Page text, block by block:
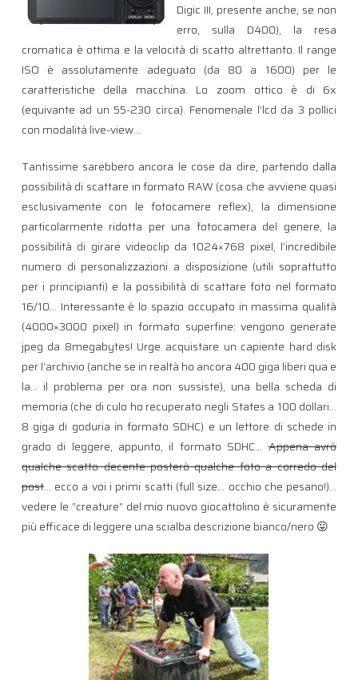
Digic III, presente anche, se non
erro, sulla D400), la resa
cromatica è ottima e la velocità di scatto altrettanto. Il range
ISO è assolutamente adeguato (da 80 a 1600) per le
caratteristiche della macchina. Lo zoom ottico è di 6x
(equivante ad un 55-230 circa). Fenomenale l’lcd da 3 pollici
con modalità live-view…
Tantissime sarebbero ancora le cose da dire, partendo dalla
possibilità di scattare in formato RAW (cosa che avviene quasi
esclusivamente con le fotocamere reflex), la dimensione
particolarmente ridotta per una fotocamera del genere, la
possibilità di girare videoclip da 1024×768 pixel, l’incredibile
numero di personalizzazioni a disposizione (utili soprattutto
per i principianti) e la possibilità di scattare foto nel formato
16/10… Interessante è lo spazio occupato in massima qualità
(4000×3000 pixel) in formato superfine: vengono generate
jpeg da 8megabytes! Urge acquistare un capiente hard disk
per l’archivio (anche se in realtà ho ancora 400 giga liberi qua e
la… il problema per ora non sussiste), una bella scheda di
memoria (che di culo ho recuperato negli States a 100 dollari…
8 giga di goduria in formato SDHC) e un lettore di schede in
grado di leggere, appunto, il formato SDHC…Appena avrò
qualche scatto decente posterò qualche foto a corredo del
post… ecco a voi i primi scatti (full size… occhio che pesano!)…
vedere le “creature” del mio nuovo giocattolino è sicuramente
più efficace di leggere una scialba descrizione bianco/nero 😛